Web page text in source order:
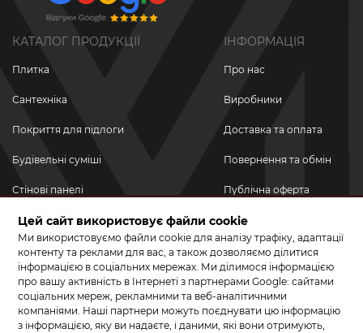
КАТАЛОГ ПРОДУКЦІЇ
Плитка
Сантехніка
Покриття для підлоги
Будівельні суміші
Стінові панелі
Новинки
Акційні товари
Акції/Знижки
ІНФОРМАЦІЯ
Про нас
Виробники
Доставка та оплата
Повернення та обмін
Публічна оферта
Політика
конфіденційності
ПРИЄДНУЙТЕСЬ ДО НАС У СОЦМЕРЕЖАХ
Цей сайт використовує файли cookie
Ми використовуємо файли cookie для аналізу трафіку, адаптації
контенту та реклами для вас, а також дозволяємо ділитися
інформацією в соціальних мережах. Ми ділимося інформацією
про вашу активність в Інтернеті з партнерами Google: сайтами
соціальних мереж, рекламними та веб-аналітичними
компаніями. Наші партнери можуть поєднувати цю інформацію
з інформацією, яку ви надаєте, і даними, які вони отримують,